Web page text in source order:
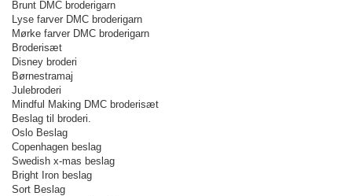
Brunt DMC broderigarn
Lyse farver DMC broderigarn
Mørke farver DMC broderigarn
Broderisæt
Disney broderi
Børnestramaj
Julebroderi
Mindful Making DMC broderisæt
Beslag til broderi.
Oslo Beslag
Copenhagen beslag
Swedish x-mas beslag
Bright Iron beslag
Sort Beslag